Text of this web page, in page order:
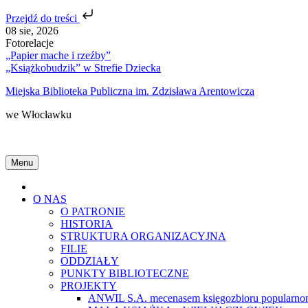
Przejdź do treści
Skip
to
content
08 sie, 2026
Fotorelacje
„Papier mache i rzeźby”
„Książkobudzik” w Strefie Dziecka
Miejska Biblioteka Publiczna im. Zdzisława Arentowicza
we Włocławku
Menu
O NAS
O PATRONIE
HISTORIA
STRUKTURA ORGANIZACYJNA
FILIE
ODDZIAŁY
PUNKTY BIBLIOTECZNE
PROJEKTY
ANWIL S.A. mecenasem księgozbioru